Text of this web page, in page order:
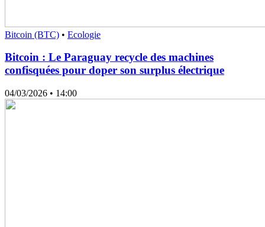
Bitcoin (BTC) • Ecologie
Bitcoin : Le Paraguay recycle des machines
confisquées pour doper son surplus électrique
04/03/2026 • 14:00